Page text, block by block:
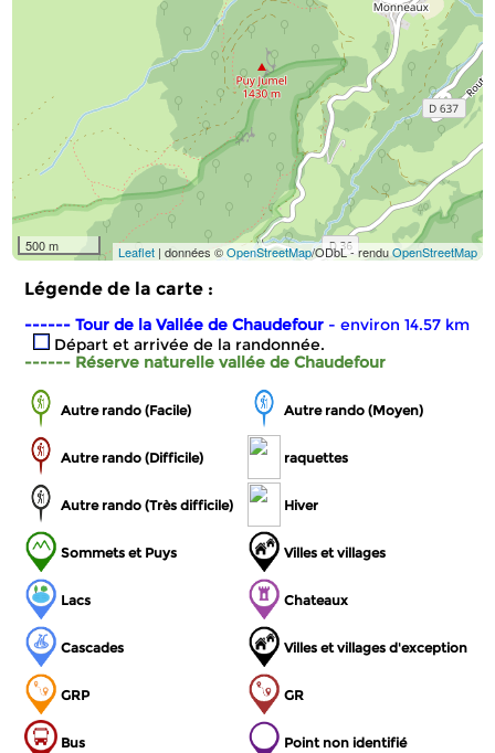
500 m Leaflet| données ©OpenStreetMap/ODbL - renduOpenStreetMap
Légende de la carte :
------ Tour de la Vallée de Chaudefour - environ 14.57 km
Départ et arrivée de la randonnée.
------ Réserve naturelle vallée de Chaudefour
Autre rando (Facile) Autre rando (Moyen)
Autre rando (Difficile) raquettes
Autre rando (Très difficile) Hiver
Sommets et Puys Villes et villages
Lacs Chateaux
Cascades Villes et villages d'exception
GRP GR
Bus Point non identifié